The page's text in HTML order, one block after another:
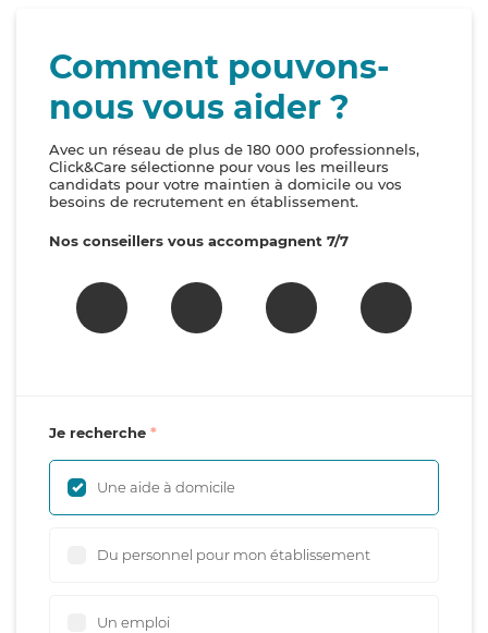
Comment pouvons-
nous vous aider ?
Avec un réseau de plus de 180 000 professionnels,
Click&Care sélectionne pour vous les meilleurs
candidats pour votre maintien à domicile ou vos
besoins de recrutement en établissement.
Nos conseillers vous accompagnent 7/7
Je recherche
Une aide à domicile
Du personnel pour mon établissement
Un emploi